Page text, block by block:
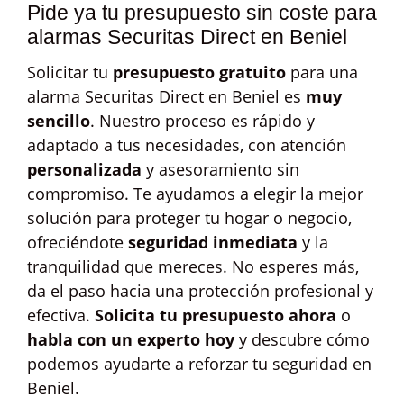
Pide ya tu presupuesto sin coste para
alarmas Securitas Direct en Beniel
Solicitar tu presupuesto gratuito para una
alarma Securitas Direct en Beniel es muy
sencillo. Nuestro proceso es rápido y
adaptado a tus necesidades, con atención
personalizada y asesoramiento sin
compromiso. Te ayudamos a elegir la mejor
solución para proteger tu hogar o negocio,
ofreciéndote seguridad inmediata y la
tranquilidad que mereces. No esperes más,
da el paso hacia una protección profesional y
efectiva. Solicita tu presupuesto ahora o
habla con un experto hoy y descubre cómo
podemos ayudarte a reforzar tu seguridad en
Beniel.